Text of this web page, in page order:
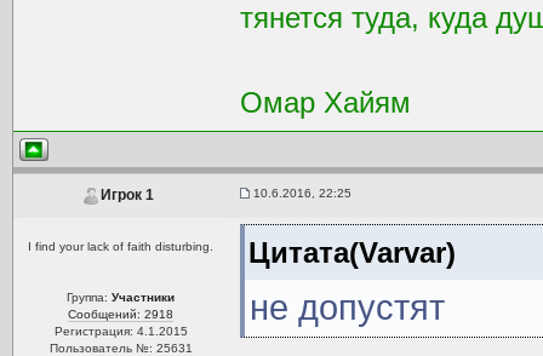
тянется туда, куда
Омар Хайям
Игрок 1 10.6.2016, 22:25
I find your lack of faith disturbing.
Группа:Участники
Сообщений: 2918
Регистрация: 4.1.2015
Пользователь №: 25631
Цитата(Varvar)
не допустят